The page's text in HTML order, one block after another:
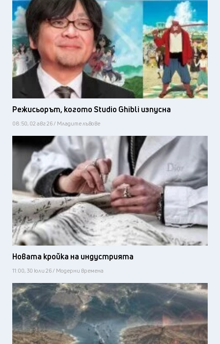
Режисьорът, когото Studio Ghibli изпусна
08:50, 02 авг 26 / Младите лъвове
Новата кройка на индустрията
11:00, 30 юли 26 / Модерни времена